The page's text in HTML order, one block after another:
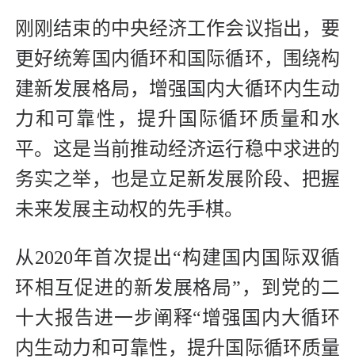
刚刚结束的中央经济工作会议指出，要
更好统筹国内循环和国际循环，围绕构
建新发展格局，增强国内大循环内生动
力和可靠性，提升国际循环质量和水
平。这是当前推动经济运行稳中求进的
务实之举，也是立足新发展阶段、把握
未来发展主动权的先手棋。
从2020年首次提出“构建国内国际双循
环相互促进的新发展格局”，到党的二
十大报告进一步阐释“增强国内大循环
内生动力和可靠性，提升国际循环质量